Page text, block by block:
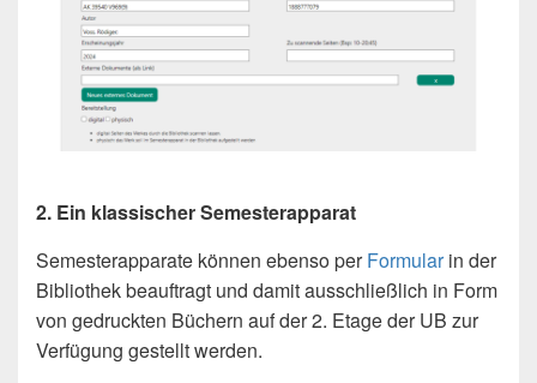
2. Ein klassischer Semesterapparat
Semesterapparate können ebenso perFormularin der
Bibliothek beauftragt und damit ausschließlich in Form
von gedruckten Büchern auf der 2. Etage der UB zur
Verfügung gestellt werden.